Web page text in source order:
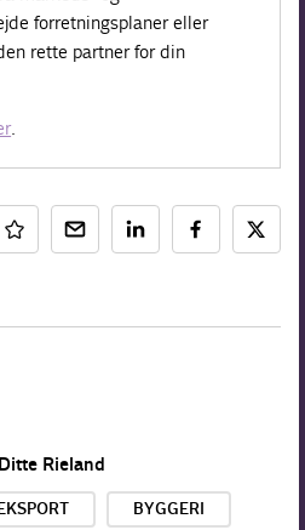
forretningsplaner eller
rette partner for din
.
Ditte Rieland
BYGGERI